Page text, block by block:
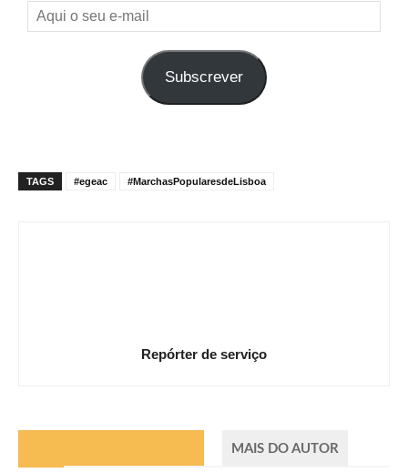
Aqui
o
Subscrever
TAGS #egeac #MarchasPopularesdeLisboa
Repórter de serviço
MAIS DO AUTOR